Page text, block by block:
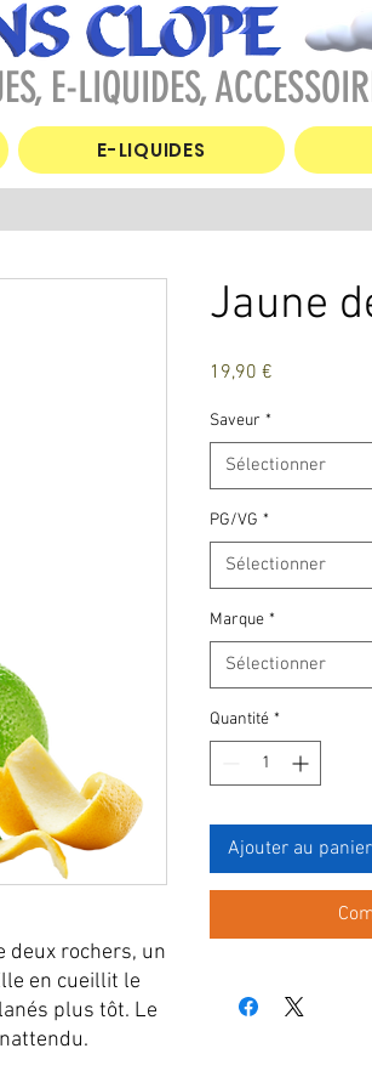
E-LIQUIDES,
E-LIQUIDES
deux rochers, un
en cueillit le
plus tôt. Le
Jaune
19,90 €
Saveur *
Sélectionner
PG/VG *
Sélectionner
Marque *
Sélectionner
Quantité *
Ajouter au panier